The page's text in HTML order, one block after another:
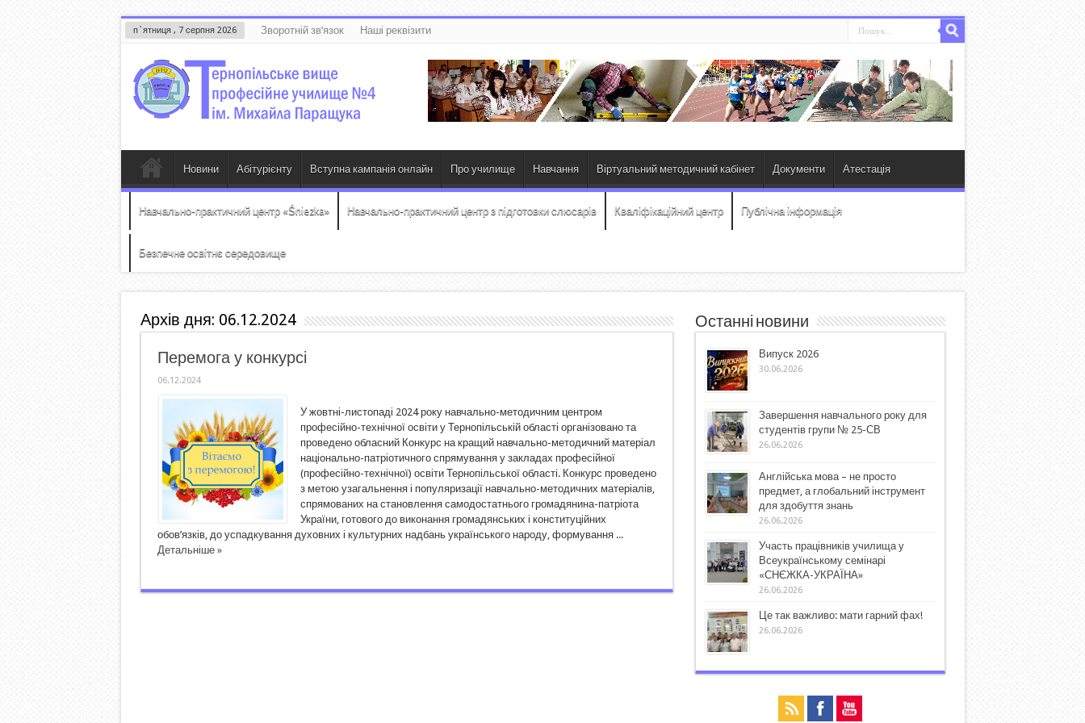
п`ятниця , 7 серпня 2026 Зворотній зв’язок Наші реквізити
Новини Абітурієнту Вступна кампанія онлайн Про училище Навчання Віртуальний методичний кабінет Документи Атестація
Навчально-практичний центр «Śniezka» Навчально-практичний центр з підготовки слюсарів Кваліфікаційний центр Публічна інформація
Безпечне освітнє середовище
Архів дня: 06.12.2024
Перемога у конкурсі
06.12.2024
У жовтні-листопаді 2024 року навчально-методичним центром
професійно-технічної освіти у Тернопільській області організовано та
проведено обласний Конкурс на кращий навчально-методичний матеріал
національно-патріотичного спрямування у закладах професійної
(професійно-технічної) освіти Тернопільської області. Конкурс проведено
з метою узагальнення і популяризації навчально-методичних матеріалів,
спрямованих на становлення самодостатнього громадянина-патріота
України, готового до виконання громадянських і конституційних
обов’язків, до успадкування духовних і культурних надбань українського народу, формування ...
Детальніше »
Останні новини
Випуск 2026
30.06.2026
Завершення навчального року для
студентів групи № 25-СВ
26.06.2026
Англійська мова – не просто
предмет, а глобальний інструмент
для здобуття знань
26.06.2026
Участь працівників училища у
Всеукраїнському семінарі
«СНЄЖКА-УКРАЇНА»
26.06.2026
Це так важливо: мати гарний фах!
26.06.2026